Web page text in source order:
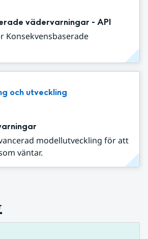
vädervarningar - API
Konsekvensbaserade
och utveckling
modellutveckling för att
väntar.